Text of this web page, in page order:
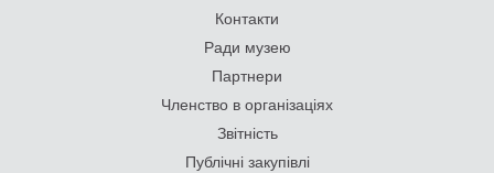
Контакти
Ради музею
Партнери
Членство в організаціях
Звітність
Публічні закупівлі